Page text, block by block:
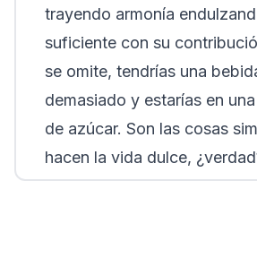
trayendo armonía
suficiente con su
se omite, tendrías una
demasiado y estarías en
de azúcar. Son las cosas
hacen la vida dulce,